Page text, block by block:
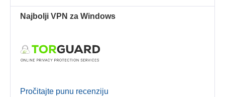
Najbolji VPN za Windows
Pročitajte punu recenziju